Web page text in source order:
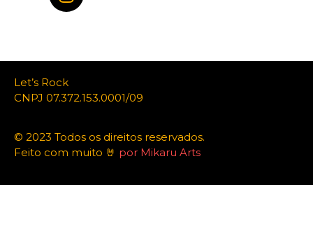
Let’s Rock
CNPJ 07.372.153.0001/09
© 2023 Todos os direitos reservados.
Feito com muito 🤘 por Mikaru Arts